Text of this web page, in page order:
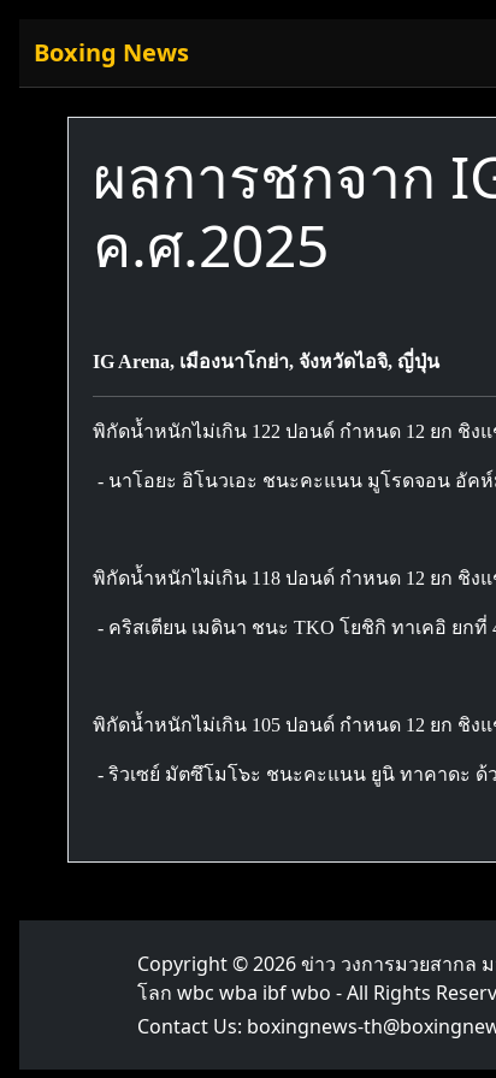
Boxing News
ผลการชกจาก
ค.ศ.2025
IG Arena, เมืองนาโกย่า, จังหวัดไอจิ, ญี่ปุ่น
พิกัดน้ำหนักไม่เกิน 122 ปอนด์ กำหนด 12 ยก ชิง
- นาโอยะ อิโนวเอะ ชนะคะแนน มูโรดจอน อัคห์ม
พิกัดน้ำหนักไม่เกิน 118 ปอนด์ กำหนด 12 ยก ชิง
- คริสเตียน เมดินา ชนะ TKO โยชิกิ ทาเคอิ ยกที่
พิกัดน้ำหนักไม่เกิน 105 ปอนด์ กำหนด 12 ยก ชิง
- ริวเซย์ มัตซึโมโ๖ะ ชนะคะแนน ยูนิ ทาคาดะ ด้
Copyright © 2026ข่าว วงการมวยสากล
โลก wbc wba ibf wbo - All Rights
Contact Us: boxingnews-